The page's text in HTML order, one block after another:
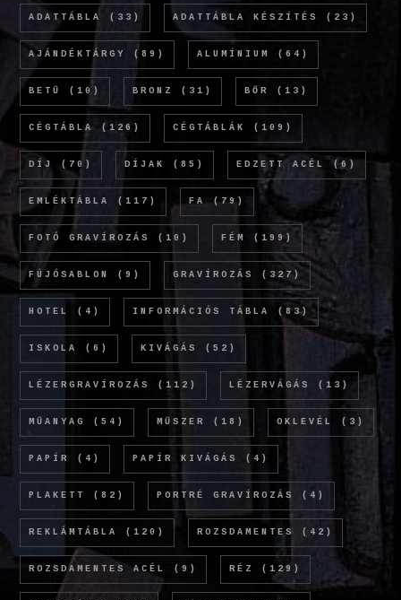
ADATTÁBLA (33) ADATTÁBLA KÉSZÍTÉS (23)
AJÁNDÉKTÁRGY (89) ALUMÍNIUM (64)
BETŰ (10) BRONZ (31) BŐR (13)
CÉGTÁBLA (126) CÉGTÁBLÁK (109)
DÍJ (70) DÍJAK (85) EDZETT ACÉL (6)
EMLÉKTÁBLA (117) FA (79)
FOTÓ GRAVÍROZÁS (10) FÉM (199)
FÚJÓSABLON (9) GRAVÍROZÁS (327)
HOTEL (4) INFORMÁCIÓS TÁBLA (83)
ISKOLA (6) KIVÁGÁS (52)
LÉZERGRAVÍROZÁS (112) LÉZERVÁGÁS (13)
MŰANYAG (54) MŰSZER (18) OKLEVÉL (3)
PAPÍR (4) PAPÍR KIVÁGÁS (4)
PLAKETT (82) PORTRÉ GRAVÍROZÁS (4)
REKLÁMTÁBLA (120) ROZSDAMENTES (42)
ROZSDAMENTES ACÉL (9) RÉZ (129)